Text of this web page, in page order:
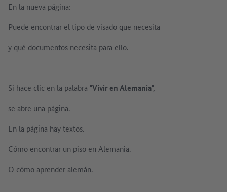
En la nueva página:
Puede encontrar el tipo de visado que necesita
y qué documentos necesita para ello.
Si hace clic en la palabra "Vivir en Alemania",
se abre una página.
En la página hay textos.
Cómo encontrar un piso en Alemania.
O cómo aprender alemán.